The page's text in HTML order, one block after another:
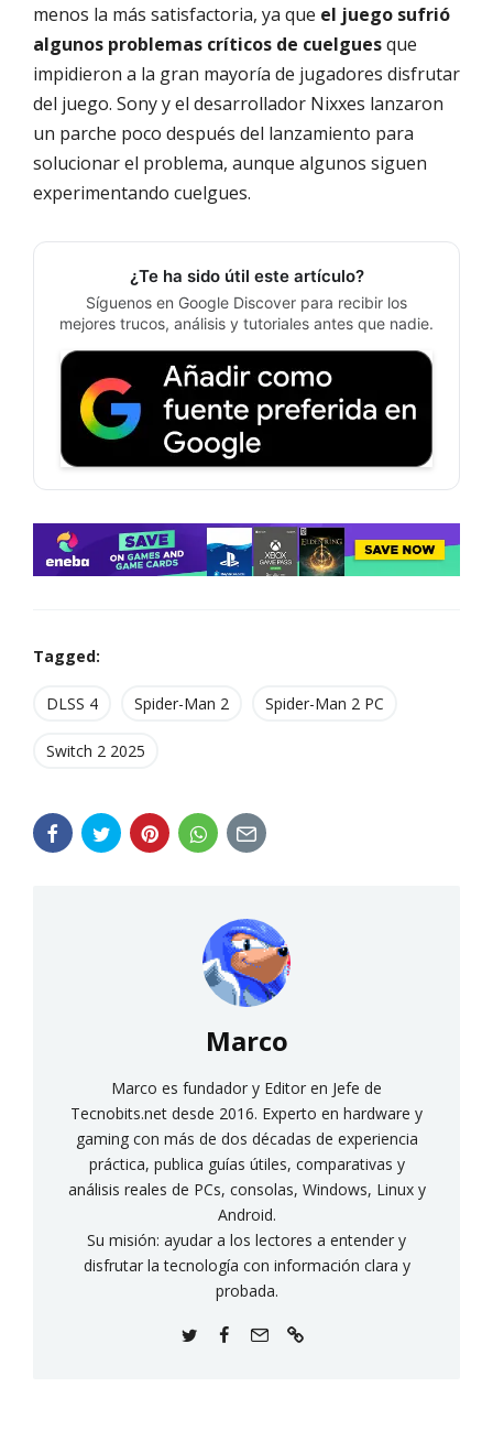
menos la más satisfactoria, ya que el juego sufrió
algunos problemas críticos de cuelguesque
impidieron a la gran mayoría de jugadores disfrutar
del juego. Sony y el desarrollador Nixxes lanzaron
un parche poco después del lanzamiento para
solucionar el problema, aunque algunos siguen
experimentando cuelgues.
¿Te ha sido útil este artículo?
Síguenos en Google Discover para recibir los
mejores trucos, análisis y tutoriales antes que nadie.
Tagged:
DLSS 4 Spider-Man 2 Spider-Man 2 PC
Switch 2 2025
Marco
Marco es fundador y Editor en Jefe de
Tecnobits.net desde 2016. Experto en hardware y
gaming con más de dos décadas de experiencia
práctica, publica guías útiles, comparativas y
análisis reales de PCs, consolas, Windows, Linux y
Android.
Su misión: ayudar a los lectores a entender y
disfrutar la tecnología con información clara y
probada.